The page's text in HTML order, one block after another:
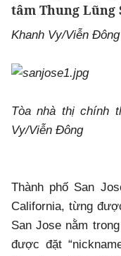
tâm Thung Lũng
Khanh Vy/Viễn Đông
Tòa nhà thị chính
Vy/Viễn Đông
Thành phố San
California, từng
San Jose nằm
được đặt